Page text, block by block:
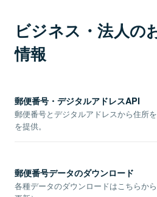
ビジネス・法人の
情報
郵便番号・デジタルアドレスAPI
郵便番号とデジタルアドレスから住所
を提供。
郵便番号データのダウンロード
各種データのダウンロードはこちらか